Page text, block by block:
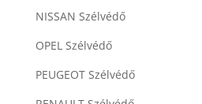
NISSAN Szélvédő
OPEL Szélvédő
PEUGEOT Szélvédő